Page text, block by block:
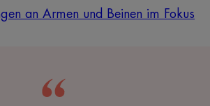
an Armen und Beinen im Fokus